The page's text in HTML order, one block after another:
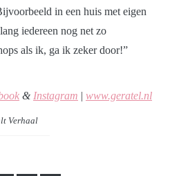
in een huis met eigen
iedereen nog net zo
als ik, ga ik zeker door!”
& Instagram | www.geratel.nl
Verhaal